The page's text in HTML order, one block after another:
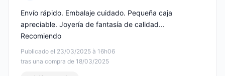
Publicado el 23/03/2025 à 16h06
tras una compra de 18/03/2025
Envío rápido. Embalaje cuidado. Pequeña caja
apreciable. Joyería de fantasía de calidad...
Recomiendo